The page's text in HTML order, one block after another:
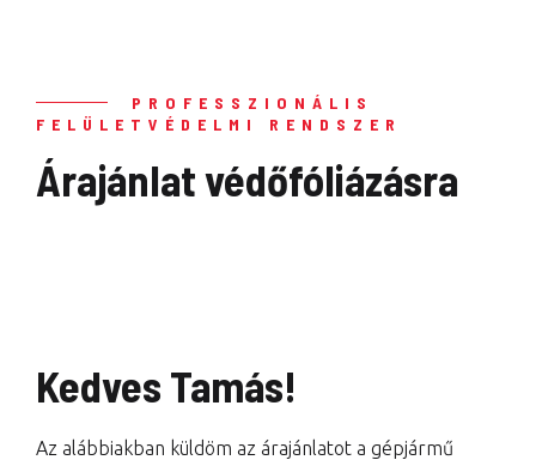
PROFESSZIONÁLIS
FELÜLETVÉDELMI RENDSZER
Árajánlat védőfóliázásra
Kedves Tamás!
Az alábbiakban küldöm az árajánlatot a gépjármű